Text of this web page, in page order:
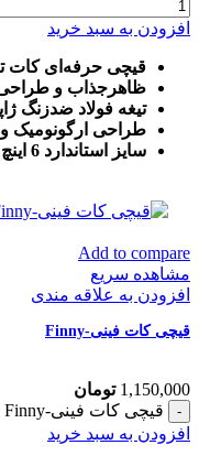
افزودن به سبد خرید
قیچی حرفه‌ای کات
ظاهرجذاب و
تیغه فولاد ضدزنگ
طراحی ارگونومیک
سایز استاندارد 6 اینچ برای کارایی عالی
Add to compare
مشاهده سریع
افزودن به علاقه مندی
قیچی کات فینی-Finny
1,150,000 تومان
قیچی کات فینی-Finny عدد
افزودن به سبد خرید